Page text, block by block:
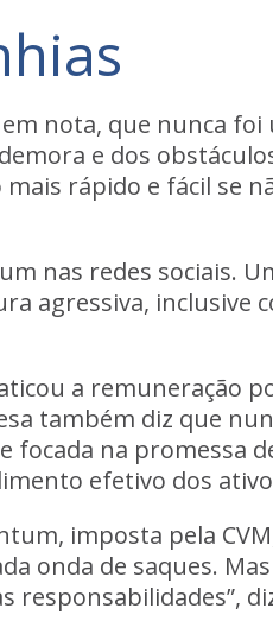
nota, que nunca
e dos
mais rápido e fácil se
nas redes sociais.
agressiva, inclusive
a remuneração
também diz que
focada na promessa
efetivo dos
imposta pela
onda de saques.
responsabilidades”,